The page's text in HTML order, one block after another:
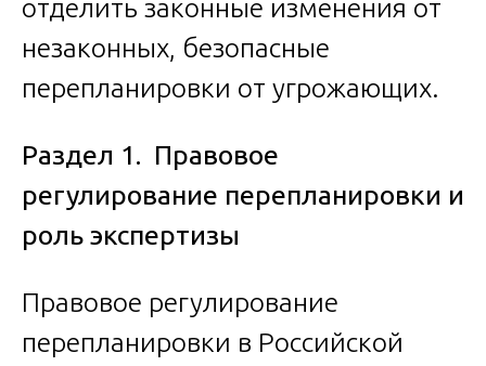
отделить законные изменения от
незаконных, безопасные
перепланировки от угрожающих.
Раздел 1. Правовое
регулирование перепланировки и
роль экспертизы
Правовое регулирование
перепланировки в Российской